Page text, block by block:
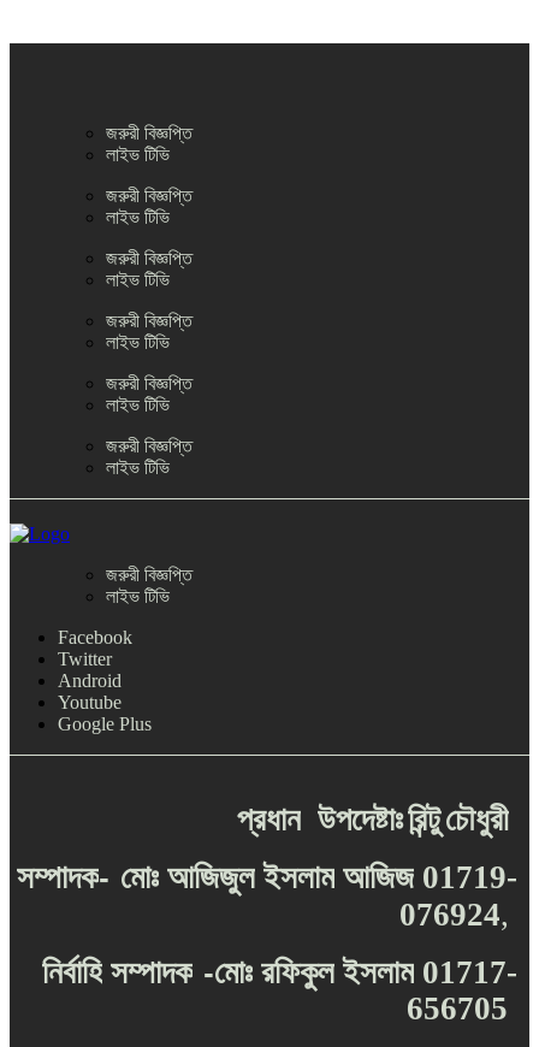
জরুরী বিজ্ঞপ্তি
লাইভ টিভি
জরুরী বিজ্ঞপ্তি
লাইভ টিভি
জরুরী বিজ্ঞপ্তি
লাইভ টিভি
জরুরী বিজ্ঞপ্তি
লাইভ টিভি
জরুরী বিজ্ঞপ্তি
লাইভ টিভি
জরুরী বিজ্ঞপ্তি
লাইভ টিভি
জরুরী বিজ্ঞপ্তি
লাইভ টিভি
Facebook
Twitter
Android
Youtube
Google Plus
প্রধান উপদেষ্টাঃরিন্টুচৌধুরী
সম্পাদক- মোঃ আজিজুল ইসলাম আজিজ 01719-
076924,
নির্বাহি সম্পাদক -মোঃ রফিকুল ইসলাম 01717-
656705